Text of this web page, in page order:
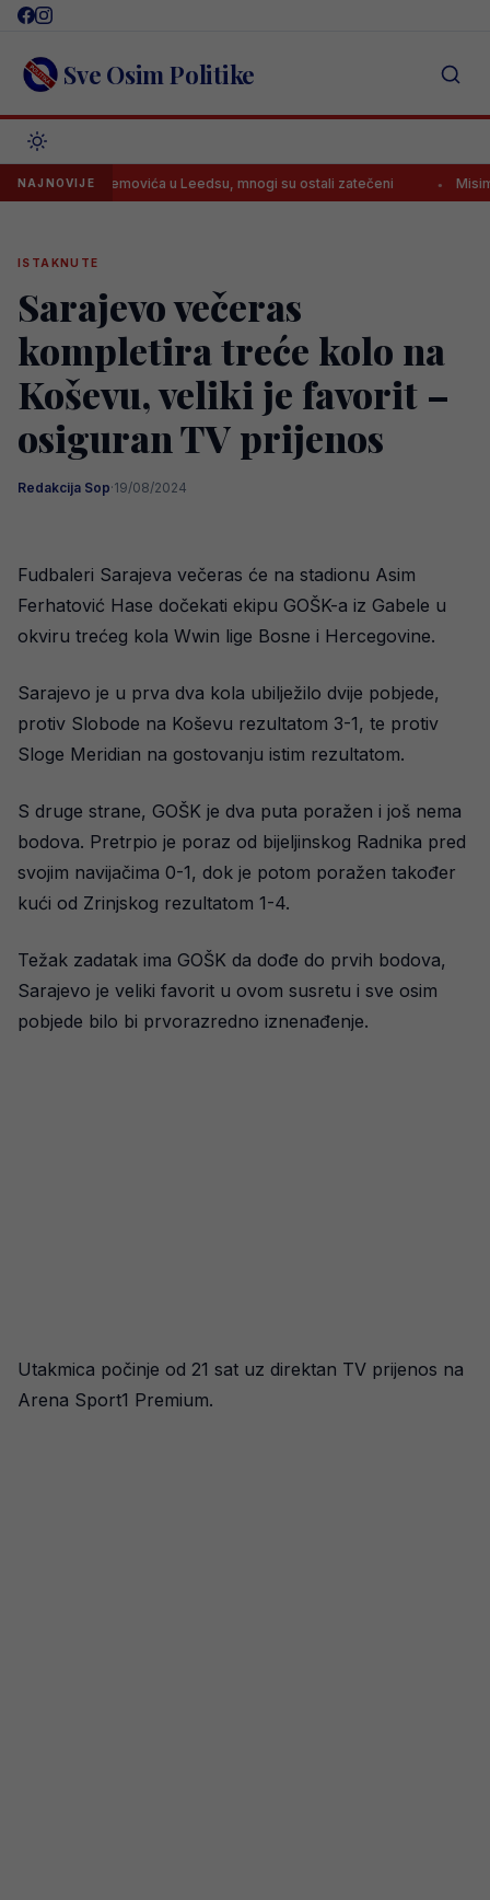
Skip
content Sve Osim Politike
NAJNOVIJE
Muharemovića u Leedsu, mnogi su ostali zatečeni Misimoviću
ISTAKNUTE
Sarajevo večeras
kompletira treće kolo na
Koševu, veliki je favorit –
osiguran TV prijenos
Redakcija Sop·19/08/2024
Fudbaleri Sarajeva večeras će na stadionu Asim
Ferhatović Hase dočekati ekipu GOŠK-a iz Gabele u
okviru trećeg kola Wwin lige Bosne i Hercegovine.
Sarajevo je u prva dva kola ubilježilo dvije pobjede,
protiv Slobode na Koševu rezultatom 3-1, te protiv
Sloge Meridian na gostovanju istim rezultatom.
S druge strane, GOŠK je dva puta poražen i još nema
bodova. Pretrpio je poraz od bijeljinskog Radnika pred
svojim navijačima 0-1, dok je potom poražen također
kući od Zrinjskog rezultatom 1-4.
Težak zadatak ima GOŠK da dođe do prvih bodova,
Sarajevo je veliki favorit u ovom susretu i sve osim
pobjede bilo bi prvorazredno iznenađenje.
Utakmica počinje od 21 sat uz direktan TV prijenos na
Arena Sport1 Premium.